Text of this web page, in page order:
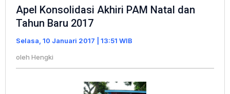
Akhiri
Tahun
Baru
Apel Konsolidasi Akhiri PAM Natal dan
Tahun Baru 2017
Selasa, 10 Januari 2017 | 13:51 WIB
oleh Hengki